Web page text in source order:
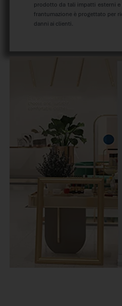
prodotto da tali impatti esterni
frantumazione è progettato per
danni ai clienti.